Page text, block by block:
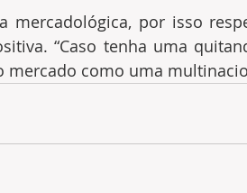
mercadológica, por isso
“Caso tenha uma
mercado como uma